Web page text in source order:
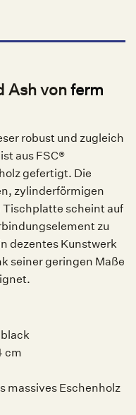
Ash vonferm
robust und zugleich
aus FSC®
gefertigt. Die
zylinderförmigen
Tischplatte scheint auf
zu
dezentes Kunstwerk
seiner geringen Maße
cm
massives Eschenholz